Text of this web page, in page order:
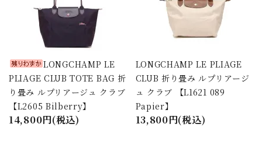
LONGCHAMP LE
PLIAGE CLUB TOTE BAG 折
り畳み ルプリアージュ クラブ
【L2605 Bilberry】
14,800円(税込)
LONGCHAMP LE PLIAGE
CLUB 折り畳み ルプリアージ
ュ クラブ 【L1621 089
Papier】
13,800円(税込)